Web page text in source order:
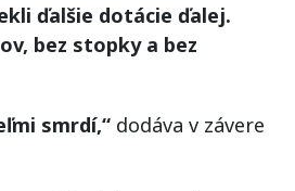
ďalšie dotácie ďalej.
bez stopky a bez
smrdí,“ dodáva v závere